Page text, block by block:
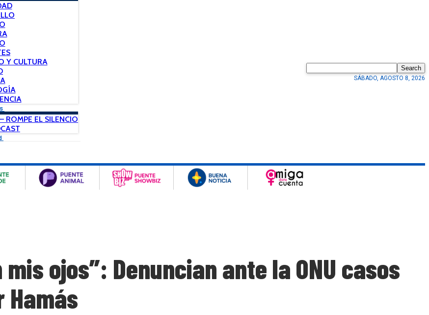
Y CULTURA
ROMPE EL SILENCIO
Search
SÁBADO, AGOSTO 8, 2026
ojos”: Denuncian ante la ONU casos
Hamás